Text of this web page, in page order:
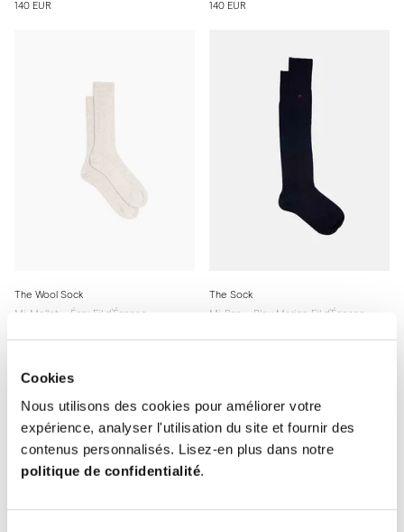
Cookies
Nous utilisons des cookies pour améliorer votre
expérience, analyser l'utilisation du site et fournir des
contenus personnalisés. Lisez-en plus dans notre
politique de confidentialité.
140 EUR
140 EUR
The Wool Sock
Mi-Mollet – Écru Fil d'Écosse
The Sock
Mi-Bas – Bleu Marine Fil d'Écosse